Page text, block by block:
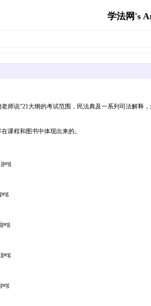
学法网's
师说“21大纲的考试范围，民法典及一系列司法解
课程和图书中体现出来的。